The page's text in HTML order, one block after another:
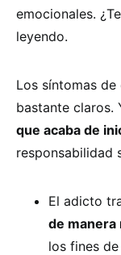
emocionales.
leyendo.
Los síntomas
bastante claros.
que acaba de
responsabilidad
El adicto
de manera
los fines